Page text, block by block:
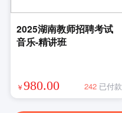
2025湖南教师招聘考试
音乐-精讲班
￥ 980.00 242 已付款